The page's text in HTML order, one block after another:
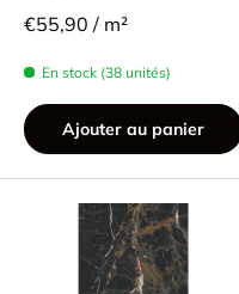
€55,90 / m²
En stock (38 unités)
Ajouter au panier